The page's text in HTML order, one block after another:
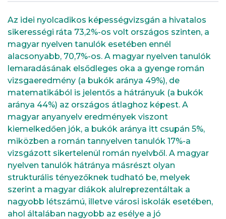
Az idei nyolcadikos képességvizsgán a hivatalos
sikerességi ráta 73,2%-os volt országos szinten, a
magyar nyelven tanulók esetében ennél
alacsonyabb, 70,7%-os. A magyar nyelven tanulók
lemaradásának elsődleges oka a gyenge román
vizsgaeredmény (a bukók aránya 49%), de
matematikából is jelentős a hátrányuk (a bukók
aránya 44%) az országos átlaghoz képest. A
magyar anyanyelv eredmények viszont
kiemelkedően jók, a bukók aránya itt csupán 5%,
miközben a román tannyelven tanulók 17%-a
vizsgázott sikertelenül román nyelvből. A magyar
nyelven tanulók hátránya másrészt olyan
strukturális tényezőknek tudható be, melyek
szerint a magyar diákok alulreprezentáltak a
nagyobb létszámú, illetve városi iskolák esetében,
ahol általában nagyobb az esélye a jó